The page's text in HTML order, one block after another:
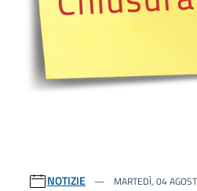
NOTIZIE MARTEDÌ, 04